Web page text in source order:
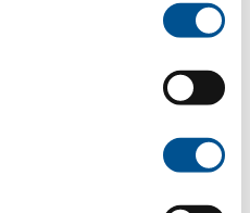
early spindle breakdowns